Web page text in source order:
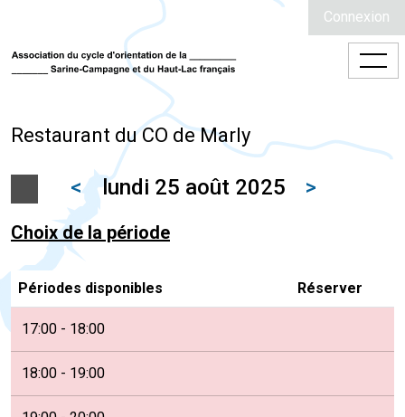
Connexion
Restaurant du CO de Marly
< lundi 25 août 2025 >
Choix de la période
Périodes disponibles Réserver
17:00 - 18:00
18:00 - 19:00